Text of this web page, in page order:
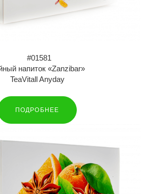
#01581
напиток «Zanzibar»
TeaVitall Anyday
ПОДРОБНЕЕ